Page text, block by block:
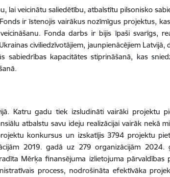
lai veicinātu saliedētību, atbalstītu pilsonisko
ir īstenojis vairākus nozīmīgus projektus,
Fonda darbs ir bijis īpaši svarīgs,
civiliedzīvotājiem, jaunpienācējiem Latvijā,
sabiedrības kapacitātes stiprināšanā, kas
Katru gadu tiek izsludināti vairāki projektu
atbalstu savu ideju realizācijai vairāk nekā
konkursus un izskatījis 3794 projektu
2019. gadā uz 279 organizācijām 2024.
Mērķa finansējuma izlietojuma pārvaldības
process, nodrošināta efektīvāka